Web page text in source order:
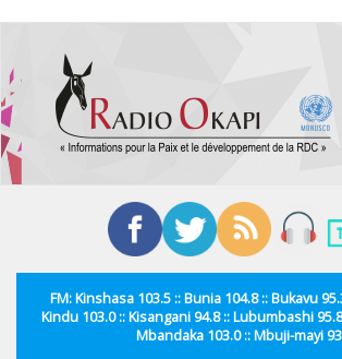
contenu
principal
FM: Kinshasa 103.5 :: Bunia 104.8 :: Bukavu
Kindu 103.0 :: Kisangani 94.8 :: Lubumbashi
Mbandaka 103.0 :: Mbuji-mayi